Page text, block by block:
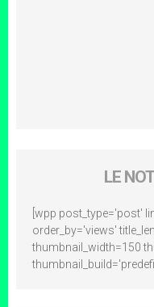
LE
[wpp post_type='post'
order_by='views'
thumbnail_width=150